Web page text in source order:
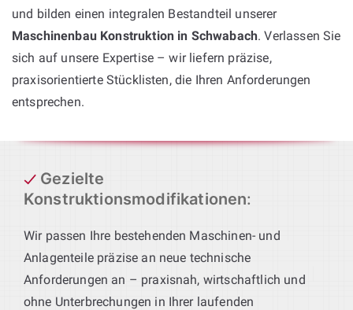
und bilden einen integralen Bestandteil unserer
Maschinenbau Konstruktion in Schwabach. Verlassen Sie
sich auf unsere Expertise – wir liefern präzise,
praxisorientierte Stücklisten, die Ihren Anforderungen
entsprechen.
Gezielte
Konstruktionsmodifikationen:
Wir passen Ihre bestehenden Maschinen- und
Anlagenteile präzise an neue technische
Anforderungen an – praxisnah, wirtschaftlich und
ohne Unterbrechungen in Ihrer laufenden